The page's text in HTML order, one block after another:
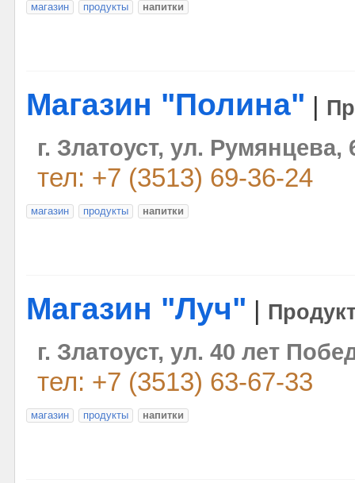
магазин продукты напитки
Магазин "Полина"
г. Златоуст, ул. Румянцева,
тел: +7 (3513) 69-36-24
магазин продукты напитки
Магазин "Луч"
г. Златоуст, ул. 40 лет
тел: +7 (3513) 63-67-33
магазин продукты напитки